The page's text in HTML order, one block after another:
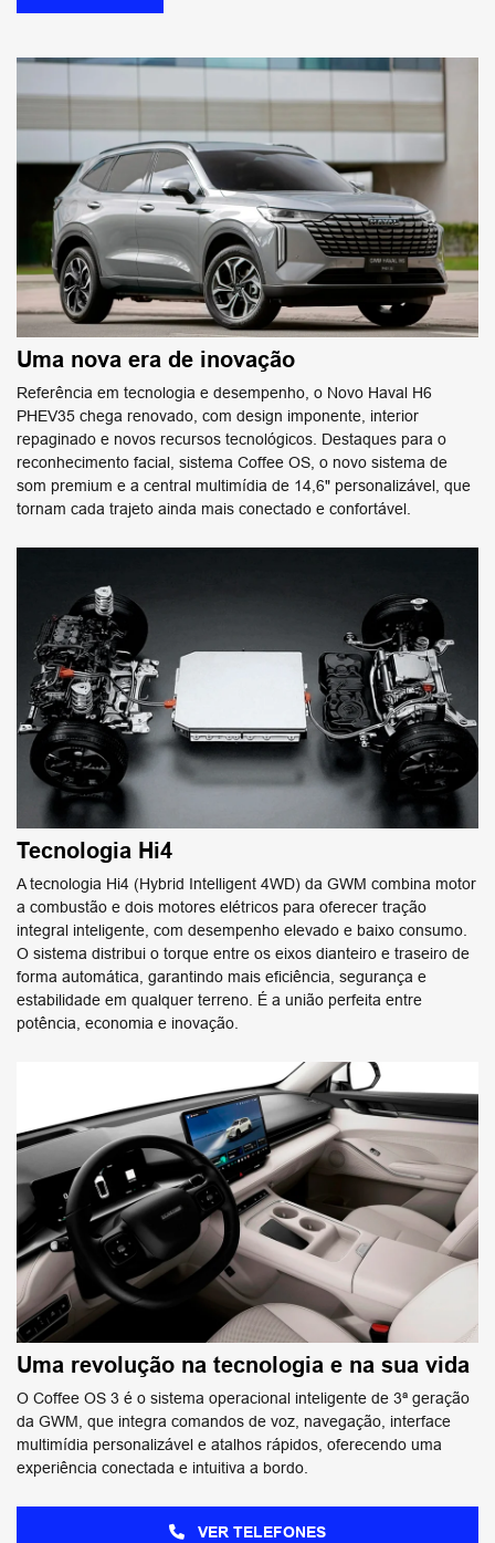
Uma nova era de inovação
Referência em tecnologia e desempenho, o Novo Haval H6
PHEV35 chega renovado, com design imponente, interior
repaginado e novos recursos tecnológicos. Destaques para o
reconhecimento facial, sistema Coffee OS, o novo sistema de
som premium e a central multimídia de 14,6" personalizável, que
tornam cada trajeto ainda mais conectado e confortável.
Tecnologia Hi4
A tecnologia Hi4 (Hybrid Intelligent 4WD) da GWM combina motor
a combustão e dois motores elétricos para oferecer tração
integral inteligente, com desempenho elevado e baixo consumo.
O sistema distribui o torque entre os eixos dianteiro e traseiro de
forma automática, garantindo mais eficiência, segurança e
estabilidade em qualquer terreno. É a união perfeita entre
potência, economia e inovação.
Uma revolução na tecnologia e na sua vida
O Coffee OS 3 é o sistema operacional inteligente de 3ª geração
da GWM, que integra comandos de voz, navegação, interface
multimídia personalizável e atalhos rápidos, oferecendo uma
experiência conectada e intuitiva a bordo.
VER TELEFONES